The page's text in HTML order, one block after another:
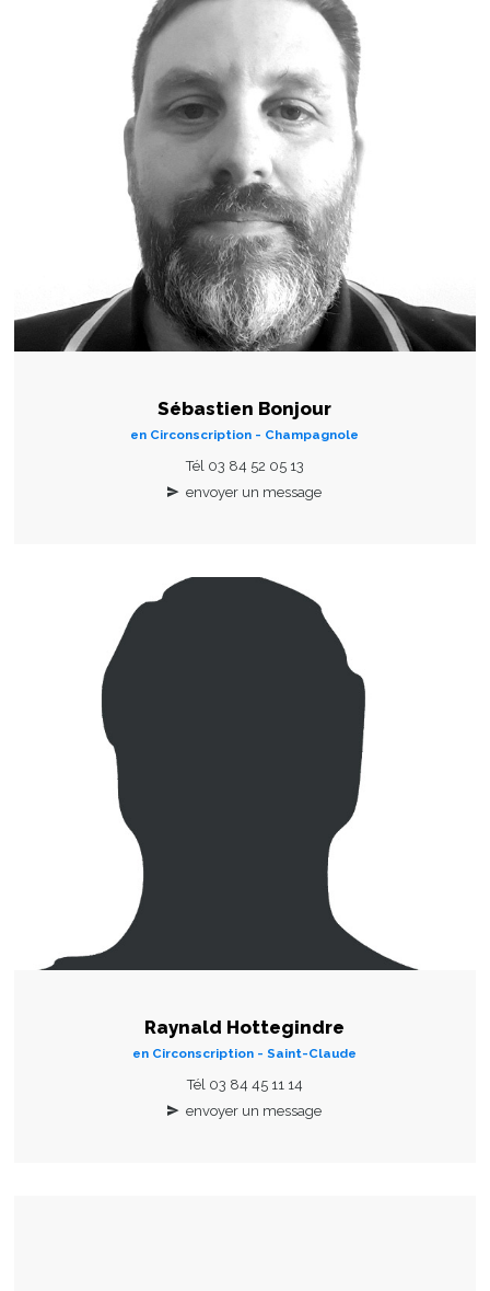
Sébastien Bonjour
en Circonscription - Champagnole
Tél 03 84 52 05 13
envoyer un message
Raynald Hottegindre
en Circonscription - Saint-Claude
Tél 03 84 45 11 14
envoyer un message